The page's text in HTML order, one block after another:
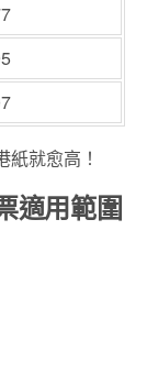
就愈高！
適用範圍